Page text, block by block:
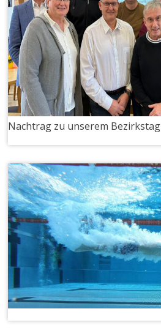
Nachtrag zu unserem Bezirkstag